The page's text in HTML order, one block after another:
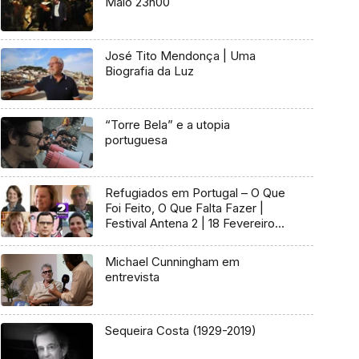
José Tito Mendonça | Uma
Biografia da Luz
“Torre Bela” e a utopia
portuguesa
Refugiados em Portugal – O Que
Foi Feito, O Que Falta Fazer |
Festival Antena 2 | 18 Fevereiro
Michael Cunningham em
entrevista
Sequeira Costa (1929-2019)